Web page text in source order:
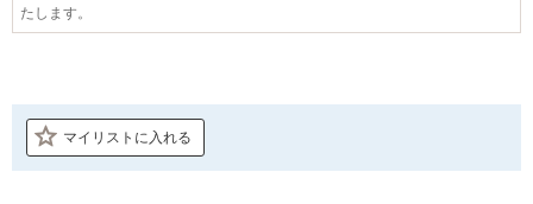
たします。
マイリストに入れる